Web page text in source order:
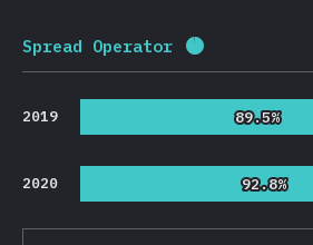
Spread Operator Porcentaxe
2019 89.5%
89.5%
2020 92.8%
92.8%